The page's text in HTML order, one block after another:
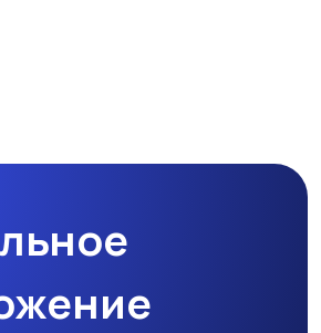
Начало карьеры